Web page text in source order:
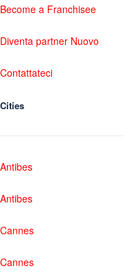
Become a Franchisee
Diventa partner Nuovo
Contattateci
Cities
Antibes
Antibes
Cannes
Cannes